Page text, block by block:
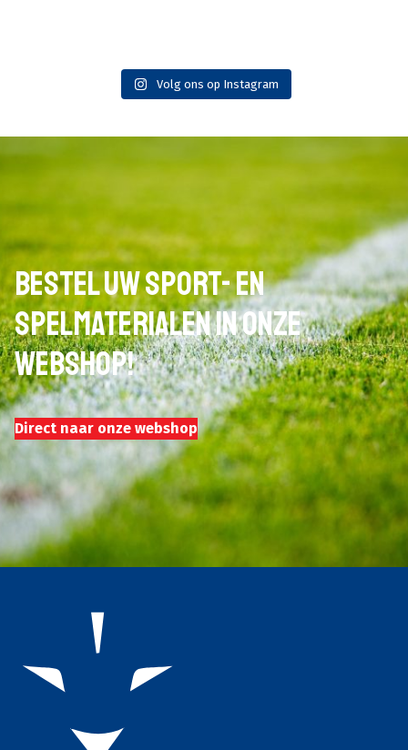
0
Volg ons op Instagram
Bestel uw sport- en
spelmaterialen in onze
webshop!
Direct naar onze webshop